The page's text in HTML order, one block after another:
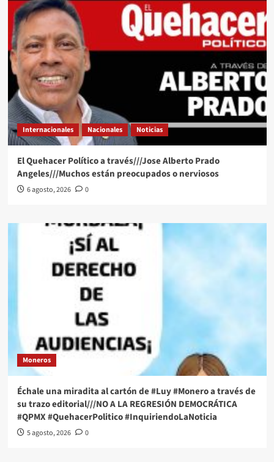
Internacionales Nacionales Noticias
El Quehacer Político a través///Jose Alberto Prado
Angeles///Muchos están preocupados o nerviosos
6 agosto, 2026 0
Moneros
Échale una miradita al cartón de #Luy #Monero a través de
su trazo editorial///NO A LA REGRESIÓN DEMOCRÁTICA
#QPMX #QuehacerPolitico #InquiriendoLaNoticia
5 agosto, 2026 0